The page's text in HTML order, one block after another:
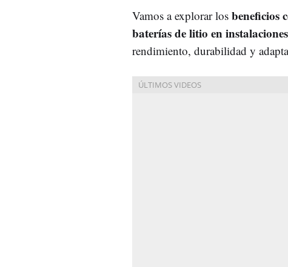
Vamos a explorar los beneficios
baterías de litio en
rendimiento, durabilidad y